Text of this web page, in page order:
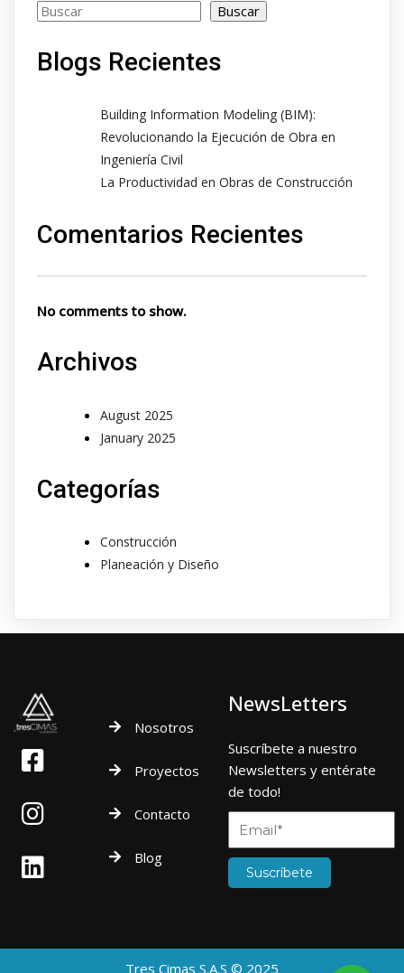
Buscar
Blogs Recientes
Building Information Modeling (BIM):
Revolucionando la Ejecución de Obra en
Ingeniería Civil
La Productividad en Obras de Construcción
Comentarios Recientes
No comments to show.
Archivos
August 2025
January 2025
Categorías
Construcción
Planeación y Diseño
Nosotros
Proyectos
Contacto
Blog
NewsLetters
Suscríbete a nuestro
Newsletters y entérate
de todo!
Suscríbete
Tres Cimas S.A.S © 2025